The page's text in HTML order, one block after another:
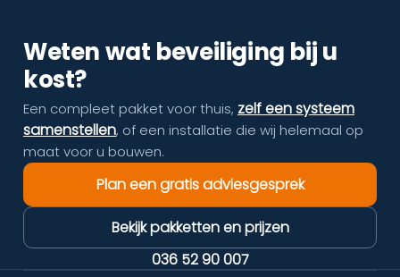
Weten wat beveiliging bij u
kost?
Een compleet pakket voor thuis, zelf een systeem
samenstellen, of een installatie die wij helemaal op
maat voor u bouwen.
Plan een gratis adviesgesprek
Bekijk pakketten en prijzen
036 52 90 007